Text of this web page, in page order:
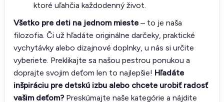
ktoré uľahčia každodenný život.
Všetko pre deti na jednom mieste – to je naša
filozofia. Či už hľadáte originálne darčeky, praktické
vychytávky alebo dizajnové doplnky, u nás si určite
vyberiete. Preklikajte sa našou pestrou ponukou a
doprajte svojim deťom len to najlepšie! Hľadáte
inšpiráciu pre detskú izbu alebo chcete urobiť radosť
vašim deťom?Preskúmajte naše kategórie a nájdite